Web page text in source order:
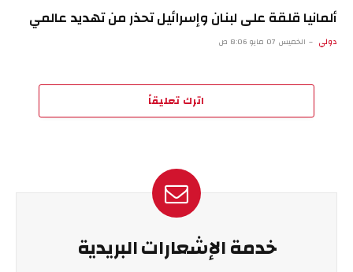
ألمانيا قلقة على لبنان وإسرائيل تحذر من تهديد عالمي
دولي الخميس 07 مايو 8:06 ص
اترك تعليقاً
خدمة الإشعارات البريدية